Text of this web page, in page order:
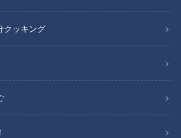
クッキング
テレビ